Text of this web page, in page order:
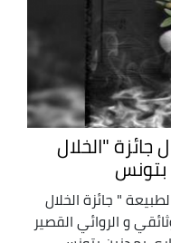
"الخلال
" جائزة الخلال
و الروائي القصير